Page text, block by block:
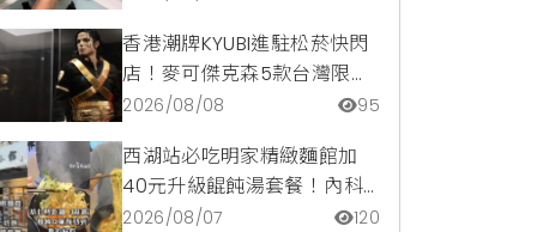
香港潮牌KYUBI進駐松菸快閃
店！麥可傑克森5款台灣限定
商品與1:1雕像震撼登場
2026/08/08 95
西湖站必吃明家精緻麵館加
40元升級餛飩湯套餐！內科
隱藏版爆汁臭豆腐麵與牛肉麵
2026/08/07 120